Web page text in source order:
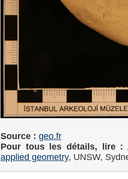
Source : geo.fr
Pour tous les détails, lire :
applied geometry, UNSW,